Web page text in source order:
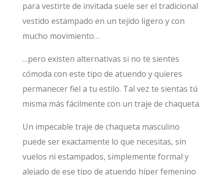
para vestirte de invitada suele ser el tradicional
vestido estampado en un tejido ligero y con
mucho movimiento…
…pero existen alternativas si no te sientes
cómoda con este tipo de atuendo y quieres
permanecer fiel a tu estilo. Tal vez te sientas tú
misma más fácilmente con un traje de chaqueta.
Un impecable traje de chaqueta masculino
puede ser exactamente lo que necesitas, sin
vuelos ni estampados, simplemente formal y
alejado de ese tipo de atuendo híper femenino